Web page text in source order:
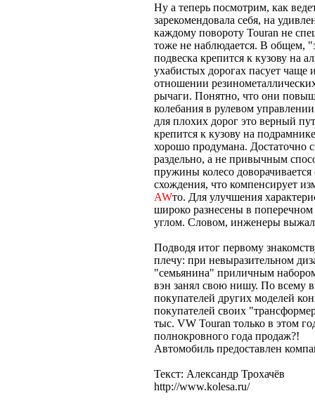
Ну а теперь посмотрим, как
зарекомендовала себя, на
каждому повороту Touran не
тоже не наблюдается. В общем,
подвеска крепится к кузову на
ухабистых дорогах пасует чаще
отношении
рычаги. Понятно, что они
колебания в рулевом
для плохих дорог это верный
крепится к кузову на
хорошо продумана. Достаточно
раздельно, а не привычным
пружины колесо
схождения, что компенсирует
AWто. Для улучшения
широко разнесены в
углом. Словом, инженеры
Подводя итог первому
плечу: при невыразительном
"семьянина" приличным
вэн занял свою нишу. По всему
покупателей других моделей
покупателей своих
тыс. VW Touran только в этом
полнокровного года продаж?!
Автомобиль предоставлен
Текст: Александр Трохачёв
http://www.kolesa.ru/